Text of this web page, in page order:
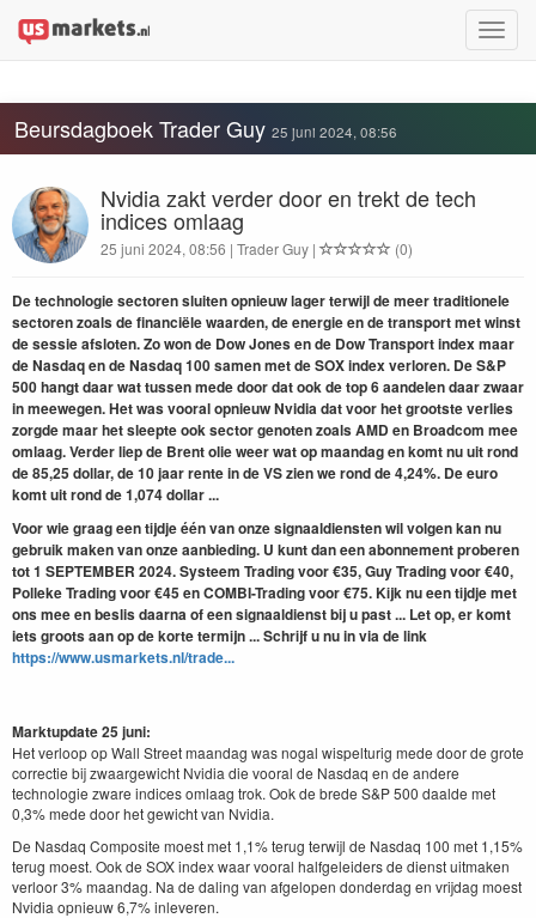
Toggle
Beursdagboek Trader Guy 25 juni 2024, 08:56
Nvidia zakt verder door en trekt de tech
indices omlaag
25 juni 2024, 08:56 | Trader Guy | (0)
De technologie sectoren sluiten opnieuw lager terwijl de meer traditionele
sectoren zoals de financiële waarden, de energie en de transport met winst
de sessie afsloten. Zo won de Dow Jones en de Dow Transport index maar
de Nasdaq en de Nasdaq 100 samen met de SOX index verloren. De S&P
500 hangt daar wat tussen mede door dat ook de top 6 aandelen daar zwaar
in meewegen. Het was vooral opnieuw Nvidia dat voor het grootste verlies
zorgde maar het sleepte ook sector genoten zoals AMD en Broadcom mee
omlaag. Verder liep de Brent olie weer wat op maandag en komt nu uit rond
de 85,25 dollar, de 10 jaar rente in de VS zien we rond de 4,24%. De euro
komt uit rond de 1,074 dollar ...
Voor wie graag een tijdje één van onze signaaldiensten wil volgen kan nu
gebruik maken van onze aanbieding. U kunt dan een abonnement proberen
tot 1 SEPTEMBER 2024. Systeem Trading voor €35, Guy Trading voor €40,
Polleke Trading voor €45 en COMBI-Trading voor €75. Kijk nu een tijdje met
ons mee en beslis daarna of een signaaldienst bij u past ... Let op, er komt
iets groots aan op de korte termijn ... Schrijf u nu in via de link
https://www.usmarkets.nl/trade...
Marktupdate 25 juni:
Het verloop op Wall Street maandag was nogal wispelturig mede door de grote
correctie bij zwaargewicht Nvidia die vooral de Nasdaq en de andere
technologie zware indices omlaag trok. Ook de brede S&P 500 daalde met
0,3% mede door het gewicht van Nvidia.
De Nasdaq Composite moest met 1,1% terug terwijl de Nasdaq 100 met 1,15%
terug moest. Ook de SOX index waar vooral halfgeleiders de dienst uitmaken
verloor 3% maandag. Na de daling van afgelopen donderdag en vrijdag moest
Nvidia opnieuw 6,7% inleveren.